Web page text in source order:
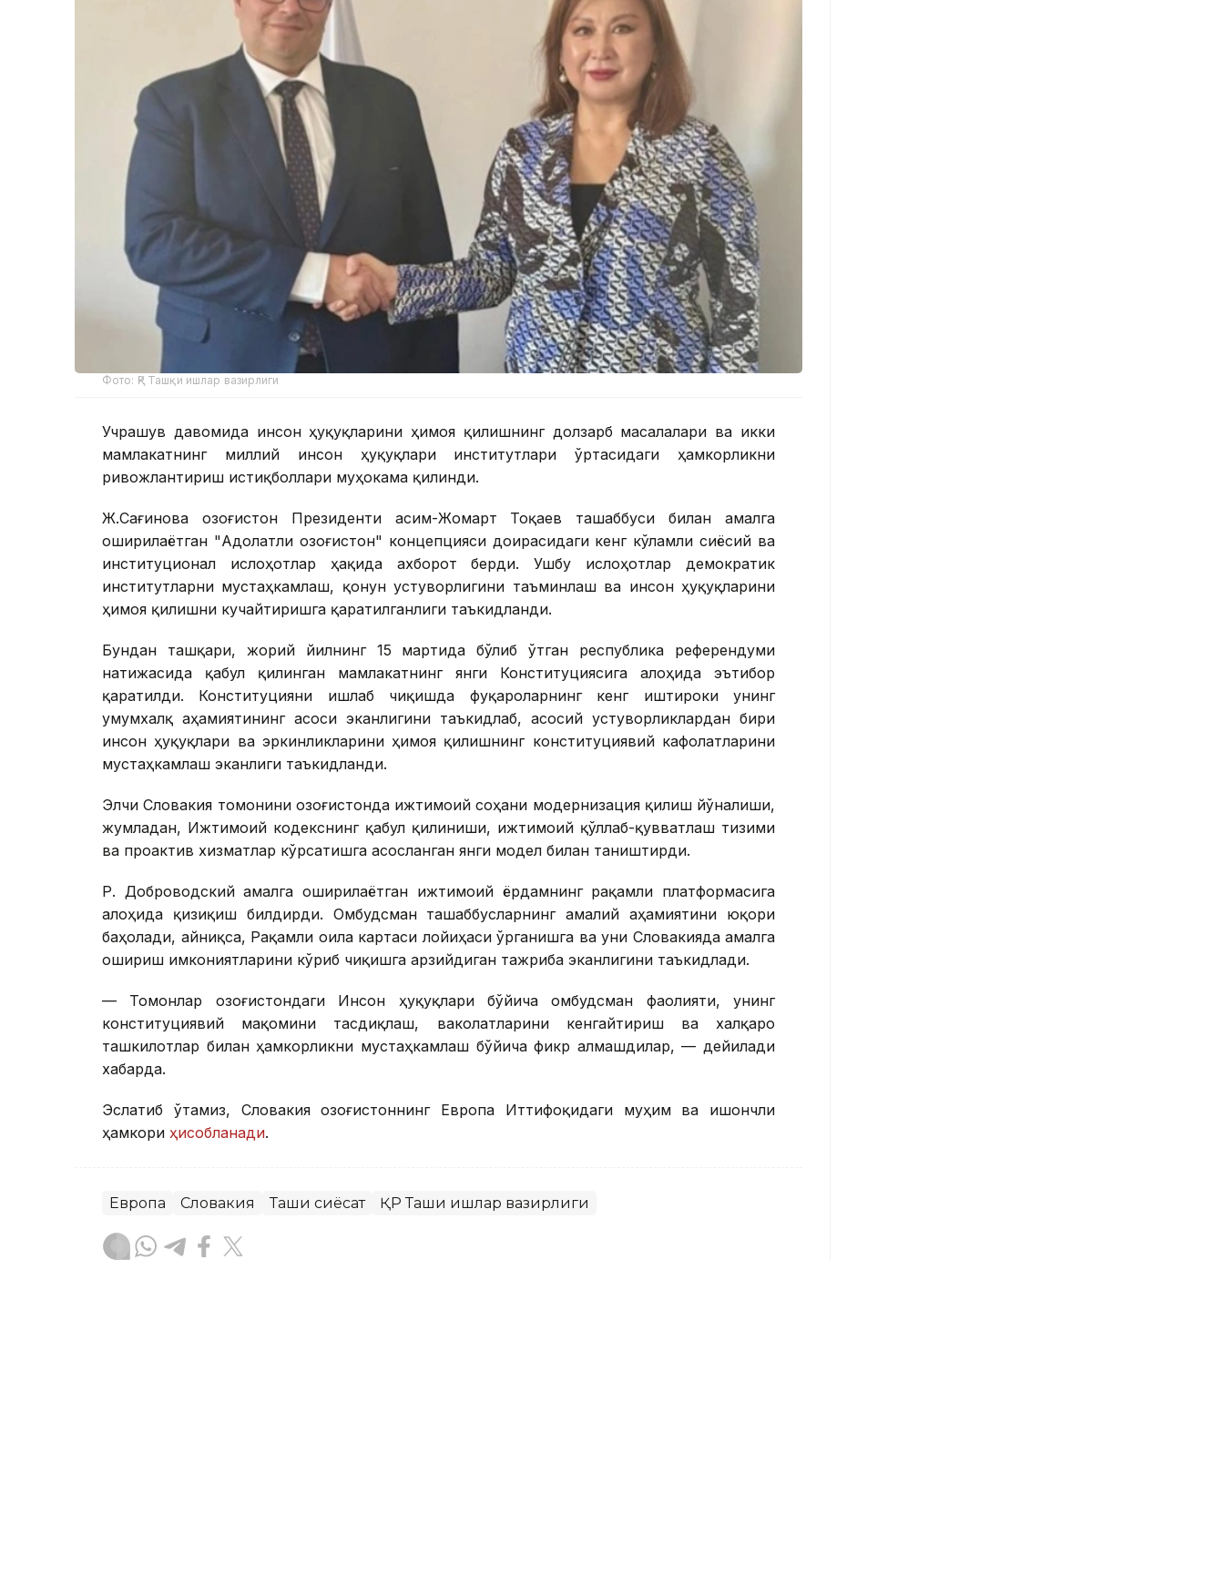
Фото: ҚР Ташқи ишлар вазирлиги
Учрашув давомида инсон ҳуқуқларини ҳимоя қилишнинг долзарб масалалари ва икки
мамлакатнинг миллий инсон ҳуқуқлари институтлари ўртасидаги ҳамкорликни
ривожлантириш истиқболлари муҳокама қилинди.
Ж.Сағинова Қозоғистон Президенти Қасим-Жомарт Тоқаев ташаббуси билан амалга
оширилаётган "Адолатли Қозоғистон" концепцияси доирасидаги кенг кўламли сиёсий ва
институционал ислоҳотлар ҳақида ахборот берди. Ушбу ислоҳотлар демократик
институтларни мустаҳкамлаш, қонун устуворлигини таъминлаш ва инсон ҳуқуқларини
ҳимоя қилишни кучайтиришга қаратилганлиги таъкидланди.
Бундан ташқари, жорий йилнинг 15 мартида бўлиб ўтган республика референдуми
натижасида қабул қилинган мамлакатнинг янги Конституциясига алоҳида эътибор
қаратилди. Конституцияни ишлаб чиқишда фуқароларнинг кенг иштироки унинг
умумхалқ аҳамиятининг асоси эканлигини таъкидлаб, асосий устуворликлардан бири
инсон ҳуқуқлари ва эркинликларини ҳимоя қилишнинг конституциявий кафолатларини
мустаҳкамлаш эканлиги таъкидланди.
Элчи Словакия томонини Қозоғистонда ижтимоий соҳани модернизация қилиш йўналиши,
жумладан, Ижтимоий кодекснинг қабул қилиниши, ижтимоий қўллаб-қувватлаш тизими
ва проактив хизматлар кўрсатишга асосланган янги модел билан таништирди.
Р. Доброводский амалга оширилаётган ижтимоий ёрдамнинг рақамли платформасига
алоҳида қизиқиш билдирди. Омбудсман ташаббусларнинг амалий аҳамиятини юқори
баҳолади, айниқса, Рақамли оила картаси лойиҳаси ўрганишга ва уни Словакияда амалга
ошириш имкониятларини кўриб чиқишга арзийдиган тажриба эканлигини таъкидлади.
— Томонлар Қозоғистондаги Инсон ҳуқуқлари бўйича омбудсман фаолияти, унинг
конституциявий мақомини тасдиқлаш, ваколатларини кенгайтириш ва халқаро
ташкилотлар билан ҳамкорликни мустаҳкамлаш бўйича фикр алмашдилар, — дейилади
хабарда.
Эслатиб ўтамиз, Словакия Қозоғистоннинг Европа Иттифоқидаги муҳим ва ишончли
ҳамкори ҳисобланади.
Европа Словакия Ташқи сиёсат ҚР Ташқи ишлар вазирлиги